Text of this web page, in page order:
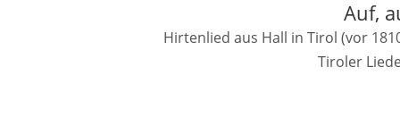
Auf,
Hirtenlied aus Hall in Tirol (vor
Tiroler